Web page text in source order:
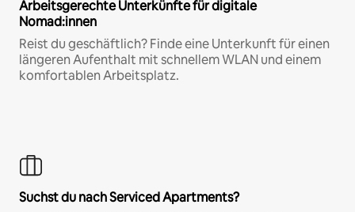
Arbeitsgerechte Unterkünfte für digitale
Nomad:innen
Reist du geschäftlich? Finde eine Unterkunft für einen
längeren Aufenthalt mit schnellem WLAN und einem
komfortablen Arbeitsplatz.
Suchst du nach Serviced Apartments?